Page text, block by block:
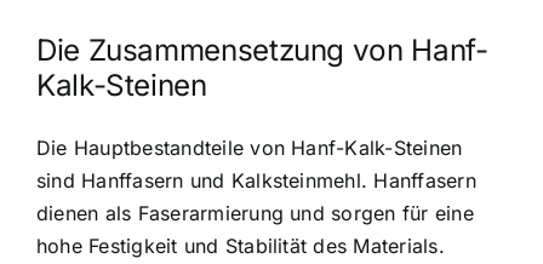
Die Zusammensetzung von Hanf-
Kalk-Steinen
Die Hauptbestandteile von Hanf-Kalk-Steinen
sind Hanffasern und Kalksteinmehl. Hanffasern
dienen als Faserarmierung und sorgen für eine
hohe Festigkeit und Stabilität des Materials.